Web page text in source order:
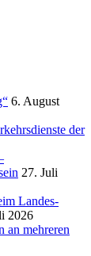
6. August
der
27. Juli
Landes-
2026
an mehreren